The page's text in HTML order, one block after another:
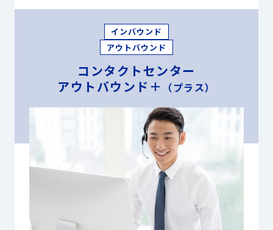
インバウンド
アウトバウンド
コンタクトセンター
アウトバウンド＋
（プラス）